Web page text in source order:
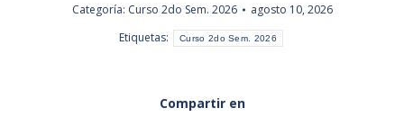
Categoría: Curso 2do Sem. 2026
agosto 10, 2026
Etiquetas:
Curso 2do Sem. 2026
Compartir en